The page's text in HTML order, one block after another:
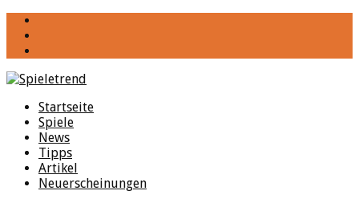
Startseite
Spiele
News
Tipps
Artikel
Neuerscheinungen